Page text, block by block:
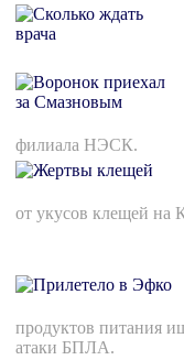
филиала НЭСК.
от укусов клещей на
продуктов питания
атаки БПЛА.